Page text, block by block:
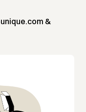
&